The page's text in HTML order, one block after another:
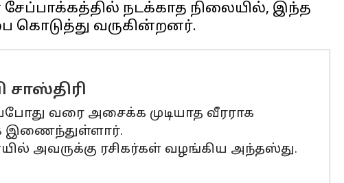
நடக்காத நிலையில், இந்த
சாஸ்திரி
வரை அசைக்க முடியாத வீரராக
இணைந்துள்ளார்.
அவருக்கு ரசிகர்கள் வழங்கிய அந்தஸ்து.